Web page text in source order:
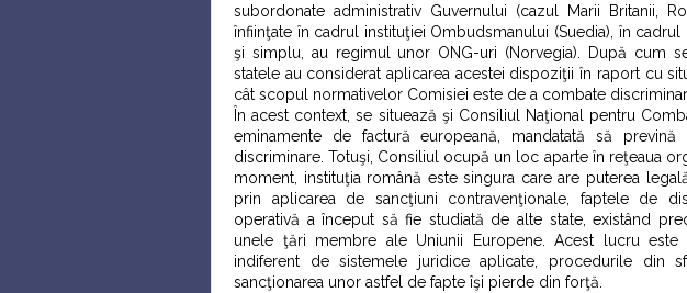
subordonate administrativ Guvernului (cazul Marii Britanii,
înfiinţate în cadrul instituţiei Ombudsmanului (Suedia), în cadrul
şi simplu, au regimul unor ONG-uri (Norvegia). După cum
statele au considerat aplicarea acestei dispoziţii în raport cu
cât scopul normativelor Comisiei este de a combate
În acest context, se situează şi Consiliul Naţional pentru
eminamente de factură europeană, mandatată să
discriminare. Totuşi, Consiliul ocupă un loc aparte în reţeaua
moment, instituţia română este singura care are puterea
prin aplicarea de sancţiuni contravenţionale, faptele de
operativă a început să fie studiată de alte state, existând
unele ţări membre ale Uniunii Europene. Acest lucru
indiferent de sistemele juridice aplicate, procedurile din
sancţionarea unor astfel de fapte îşi pierde din forţă.